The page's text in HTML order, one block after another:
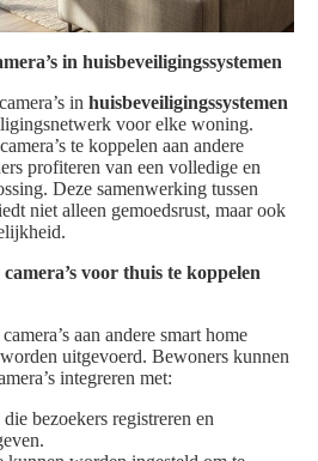
in huisbeveiligingssystemen
in huisbeveiligingssystemen
voor elke woning.
te koppelen aan andere
profiteren van een volledige en
Deze samenwerking tussen
niet alleen gemoedsrust, maar ook
voor thuis te koppelen
aan andere smart home
uitgevoerd. Bewoners kunnen
integreren met:
bezoekers registreren en